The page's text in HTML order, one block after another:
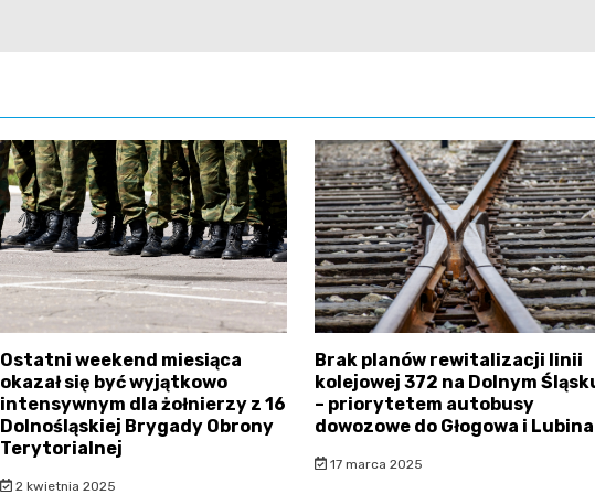
Ostatni weekend miesiąca
okazał się być wyjątkowo
intensywnym dla żołnierzy z 16
Dolnośląskiej Brygady Obrony
Terytorialnej
2 kwietnia 2025
Brak planów rewitalizacji linii
kolejowej 372 na Dolnym
– priorytetem autobusy
dowozowe do Głogowa i Lubina
17 marca 2025